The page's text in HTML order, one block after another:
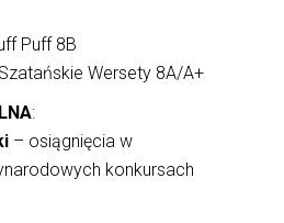
Puff 8B
Wersety 8A/A+
:
– osiągnięcia w
konkursach